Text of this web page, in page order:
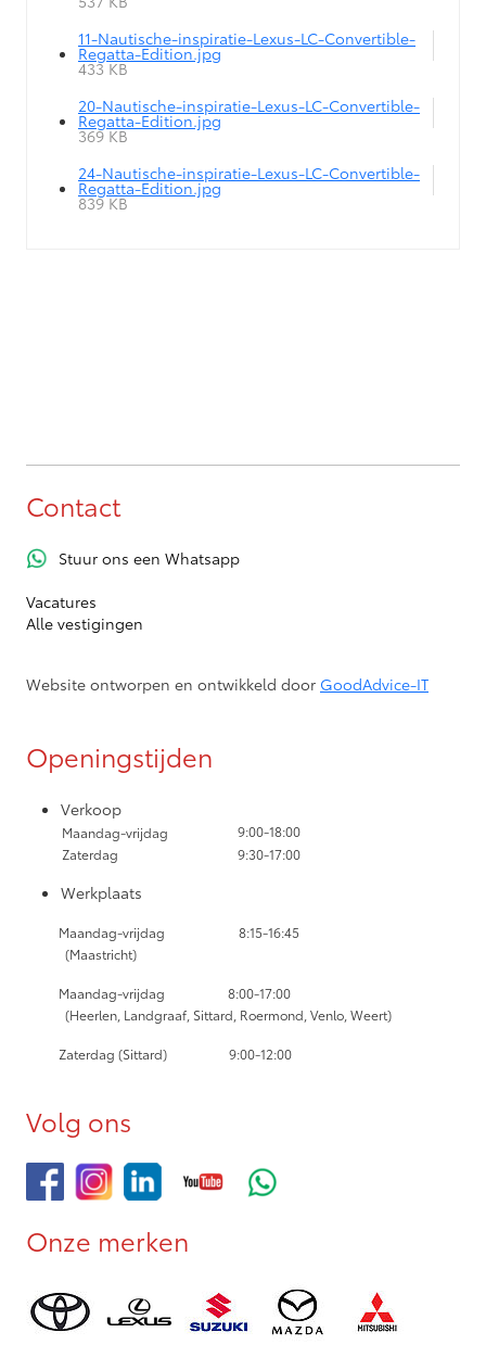
11-Nautische-inspiratie-Lexus-LC-Convertible-
Regatta-Edition.jpg
433 KB
20-Nautische-inspiratie-Lexus-LC-Convertible-
Regatta-Edition.jpg
369 KB
24-Nautische-inspiratie-Lexus-LC-Convertible-
Regatta-Edition.jpg
839 KB
Contact
Stuur ons een Whatsapp
Vacatures
Alle vestigingen
Website ontworpen en ontwikkeld door GoodAdvice-IT
Openingstijden
Verkoop
Maandag-vrijdag
9:00-18:00
Zaterdag
9:30-17:00
Werkplaats
Maandag-vrijdag
8:15-16:45
(Maastricht)
Maandag-vrijdag
8:00-17:00
(Heerlen, Landgraaf, Sittard, Roermond, Venlo, Weert)
Zaterdag (Sittard) 9:00-12:00
Volg ons
Onze merken